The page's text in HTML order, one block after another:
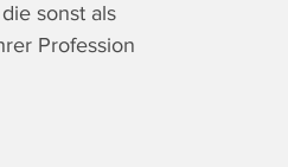
sonst als
Profession